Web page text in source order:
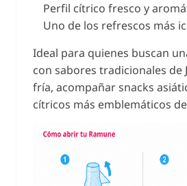
Perfil cítrico fresco y
Uno de los refrescos más
Ideal para quienes buscan
con sabores tradicionales
fría, acompañar snacks
cítricos más emblemáticos